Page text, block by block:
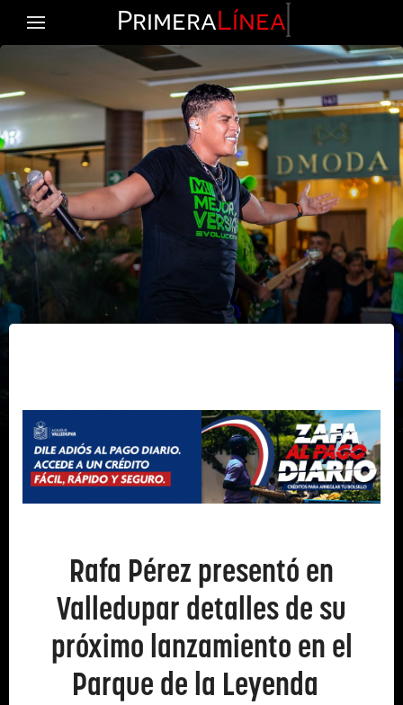
PrimeraLínea
Rafa Pérez presentó en
Valledupar detalles de su
próximo lanzamiento en el
Parque de la Leyenda